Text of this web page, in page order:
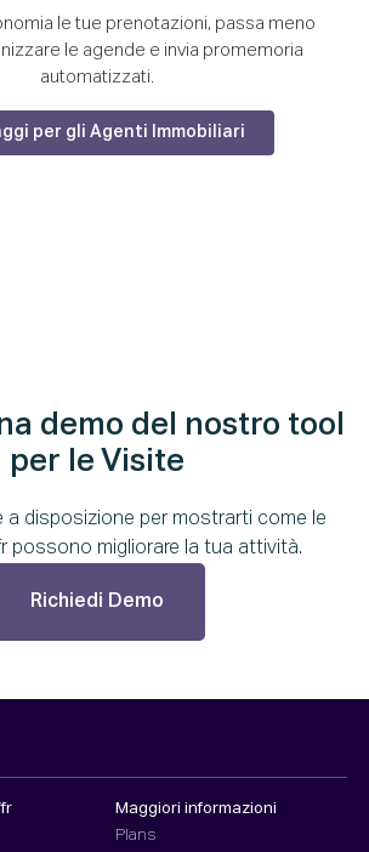
le tue prenotazioni, passa meno
le agende e invia promemoria
automatizzati.
per gli Agenti Immobiliari
demo del nostro tool
per le Visite
a disposizione per mostrarti come le
possono migliorare la tua attività.
Richiedi Demo
Maggiori informazioni
Plans